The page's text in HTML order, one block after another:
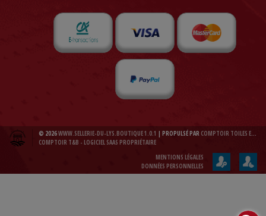
© 2026WWW.SELLERIE-DU-LYS.BOUTIQUE 1.0.1 | PROPULSÉ PAR COMPTOIR TOILES ET BACHES 1.0.1
COMPTOIR T&B - LOGICIEL SAAS PROPRIÉTAIRE
MENTIONS LÉGALES
DONNÉES PERSONNELLES